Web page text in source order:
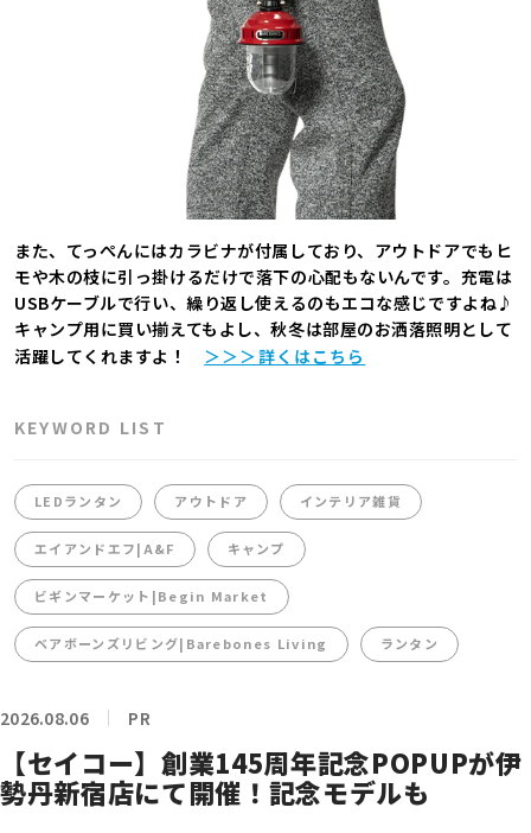
また、てっぺんにはカラビナが付属しており、アウトドアでもヒ
モや木の枝に引っ掛けるだけで落下の心配もないんです。充電は
USBケーブルで行い、繰り返し使えるのもエコな感じですよね♪
キャンプ用に買い揃えてもよし、秋冬は部屋のお洒落照明として
活躍してくれますよ！ ＞＞＞詳くはこちら
KEYWORD LIST
LEDランタン アウトドア インテリア雑貨
エイアンドエフ|A&F キャンプ
ビギンマーケット|Begin Market
ベアボーンズリビング|Barebones Living ランタン
2026.08.06 PR
【セイコー】創業145周年記念POPUPが伊
勢丹新宿店にて開催！記念モデルも